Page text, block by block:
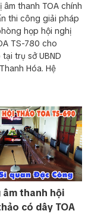
đây thực sự là
âm thanh
Hệ thống âm
là hệ thống âm
giới, với khả
phòng Chính
cấp Dicentis, bao
hệ thốngDCNM-
thanh TOA chính
thi công giải pháp
họp hội nghị
TS-780 cho
trụ sở UBND
Hóa. Hệ
âm thanh hội
có dây TOA